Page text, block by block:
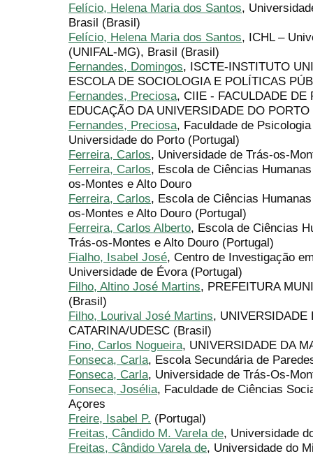
Felício, Helena Maria dos Santos,
Brasil (Brasil)
Felício, Helena Maria dos Santos, ICHL –
(UNIFAL-MG), Brasil (Brasil)
Fernandes, Domingos, ISCTE-INSTITUTO
ESCOLA DE SOCIOLOGIA E POLÍTICAS
Fernandes, Preciosa, CIIE - FACULDADE DE
EDUCAÇÃO DA UNIVERSIDADE DO
Fernandes, Preciosa, Faculdade de
Universidade do Porto (Portugal)
Ferreira, Carlos, Universidade de Trás-os-
Ferreira, Carlos, Escola de Ciências
os-Montes e Alto Douro
Ferreira, Carlos, Escola de Ciências
os-Montes e Alto Douro (Portugal)
Ferreira, Carlos Alberto, Escola de Ciências
Trás-os-Montes e Alto Douro (Portugal)
Fialho, Isabel José, Centro de Investigação
Universidade de Évora (Portugal)
Filho, Altino José Martins, PREFEITURA
(Brasil)
Filho, Lourival José Martins, UNIVERSIDADE
CATARINA/UDESC (Brasil)
Fino, Carlos Nogueira, UNIVERSIDADE DA
Fonseca, Carla, Escola Secundária de
Fonseca, Carla, Universidade de Trás-Os-
Fonseca, Josélia, Faculdade de Ciências
Açores
Freire, Isabel P. (Portugal)
Freitas, Cândido M. Varela de, Universidade
Freitas, Cândido Varela de, Universidade do